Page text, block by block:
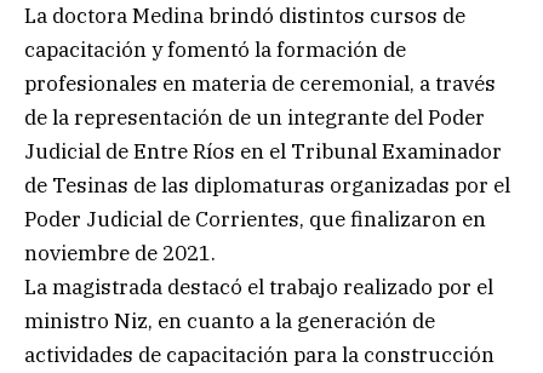
La doctora Medina brindó distintos cursos de
capacitación y fomentó la formación de
profesionales en materia de ceremonial, a través
de la representación de un integrante del Poder
Judicial de Entre Ríos en el Tribunal Examinador
de Tesinas de las diplomaturas organizadas por el
Poder Judicial de Corrientes, que finalizaron en
noviembre de 2021.
La magistrada destacó el trabajo realizado por el
ministro Niz, en cuanto a la generación de
actividades de capacitación para la construcción